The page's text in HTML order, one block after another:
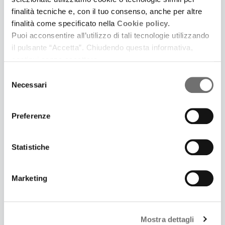
finalità tecniche e, con il tuo consenso, anche per altre
finalità come specificato nella Cookie policy.
Puoi acconsentire all’utilizzo di tali tecnologie utilizzando
il pulsante “Accetta”. Chiudendo questa informativa,
delNecessari
Preferenze
Statistiche
Marketing
Mostra dettagli
LONTANO DA CINECITTÀ. UNA SERIE PODCAST IN
CITTÀ DEL CINEMA